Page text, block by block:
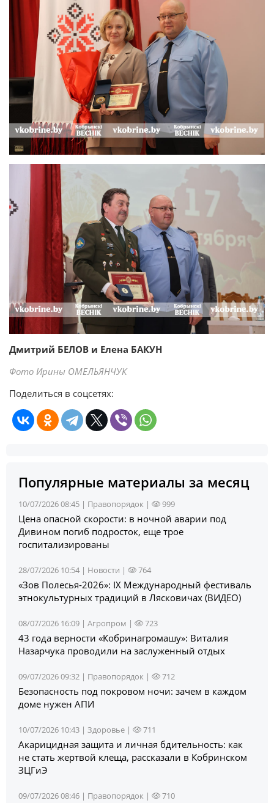
Дмитрий БЕЛОВ и Елена БАКУН
Фото Ирины ОМЕЛЬЯНЧУК
Поделиться в соцсетях:
Популярные материалы за месяц
10/07/2026 08:45 | Правопорядок | 999
Цена опасной скорости: в ночной аварии под
Дивином погиб подросток, еще трое
госпитализированы
28/07/2026 10:54 | Новости | 764
«Зов Полесья‑2026»: IX Международный фестиваль
этнокультурных традиций в Лясковичах (ВИДЕО)
08/07/2026 16:09 | Агропром | 723
43 года верности «Кобринагромашу»: Виталия
Назарчука проводили на заслуженный отдых
09/07/2026 09:32 | Правопорядок | 712
Безопасность под покровом ночи: зачем в каждом
доме нужен АПИ
10/07/2026 10:43 | Здоровье | 711
Акарицидная защита и личная бдительность: как
не стать жертвой клеща, рассказали в Кобринском
ЗЦГиЭ
09/07/2026 08:46 | Правопорядок | 710